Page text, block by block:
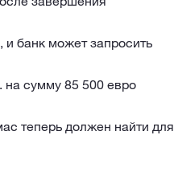
и банк может запросить
на сумму 85 500 евро
теперь должен найти для